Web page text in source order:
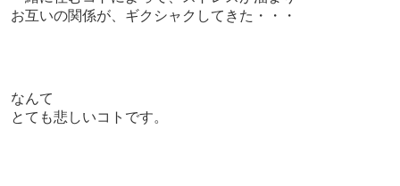
お互いの関係が、ギクシャクしてきた・・・
なんて
とても悲しいコトです。